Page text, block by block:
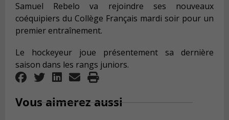
Samuel Rebelo va rejoindre ses nouveaux
coéquipiers du Collège Français mardi soir pour un
premier entraînement.
Le hockeyeur joue présentement sa dernière
saison dans les rangs juniors.
Vous aimerez aussi